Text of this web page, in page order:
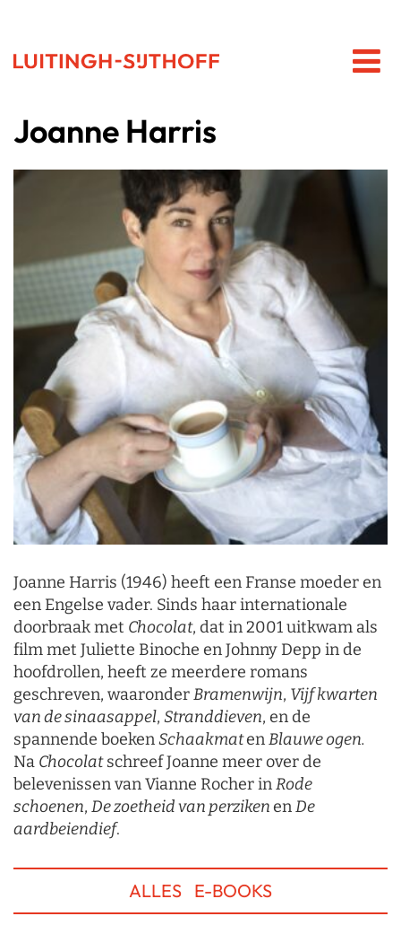
Joanne Harris
Joanne Harris (1946) heeft een Franse moeder en
een Engelse vader. Sinds haar internationale
doorbraak met Chocolat, dat in 2001 uitkwam als
film met Juliette Binoche en Johnny Depp in de
hoofdrollen, heeft ze meerdere romans
geschreven, waaronderBramenwijn, Vijf kwarten
van de sinaasappel, Stranddieven, en de
spannende boekenSchaakmatenBlauwe ogen.
Na Chocolatschreef Joanne meer over de
belevenissen van Vianne Rocher inRode
schoenen, De zoetheid van perzikenenDe
aardbeiendief.
ALLES E-BOOKS